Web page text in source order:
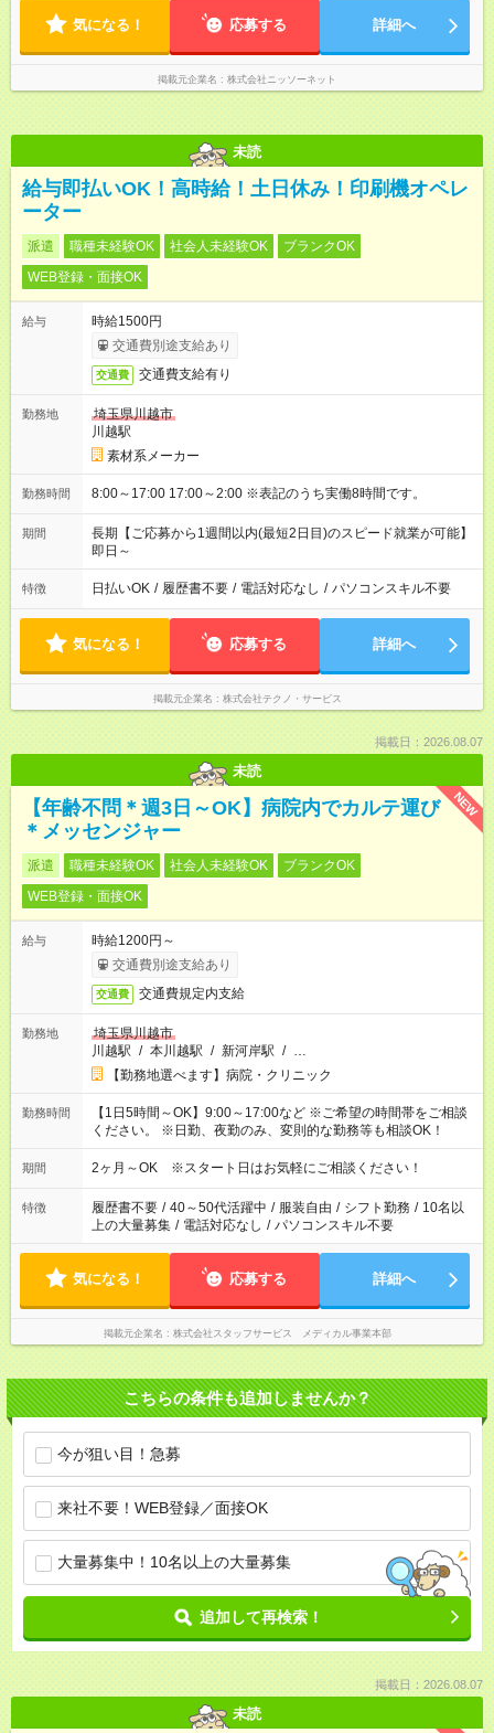
気になる！ 応募する 詳細へ
掲載元企業名 株式会社ニッソーネット
未読
給与即払いOK！高時給！土日休み！印刷機オペレ
ーター
派遣 職種未経験OK 社会人未経験OK
ブランクOK
WEB登録・面接OK
給与
時給1500円
交通費別途支給あり
交通費 交通費支給有り
勤務地
埼玉県川越市
川越駅
素材系メーカー
勤務時間 8:00～17:00 17:00～2:00 ※表記のうち実働8時間です。
期間
長期【ご応募から1週間以内(最短2日目)のスピード就業が可能】
即日～
特徴 日払いOK / 履歴書不要 / 電話対応なし / パソコンスキル不要
気になる！ 応募する 詳細へ
掲載元企業名 株式会社テクノ・サービス
掲載日：2026.08.07
未読
NEW
【年齢不問＊週3日～OK】病院内でカルテ運び
＊メッセンジャー
派遣 職種未経験OK 社会人未経験OK
ブランクOK
WEB登録・面接OK
給与
時給1200円～
交通費別途支給あり
交通費 交通費規定内支給
勤務地
埼玉県川越市
川越駅 / 本川越駅 / 新河岸駅 / …
【勤務地選べます】病院・クリニック
勤務時間
【1日5時間～OK】9:00～17:00など ※ご希望の時間帯をご相談
ください。 ※日勤、夜勤のみ、変則的な勤務等も相談OK！
期間 2ヶ月～OK ※スタート日はお気軽にご相談ください！
特徴 履歴書不要 / 40～50代活躍中 / 服装自由 / シフト勤務 / 10名以
上の大量募集 / 電話対応なし / パソコンスキル不要
気になる！ 応募する 詳細へ
掲載元企業名 株式会社スタッフサービス メディカル事業本部
こちらの条件も追加しませんか？
今が狙い目！急募
来社不要！WEB登録／面接OK
大量募集中！10名以上の大量募集
追加して再検索！
掲載日：2026.08.07
未読